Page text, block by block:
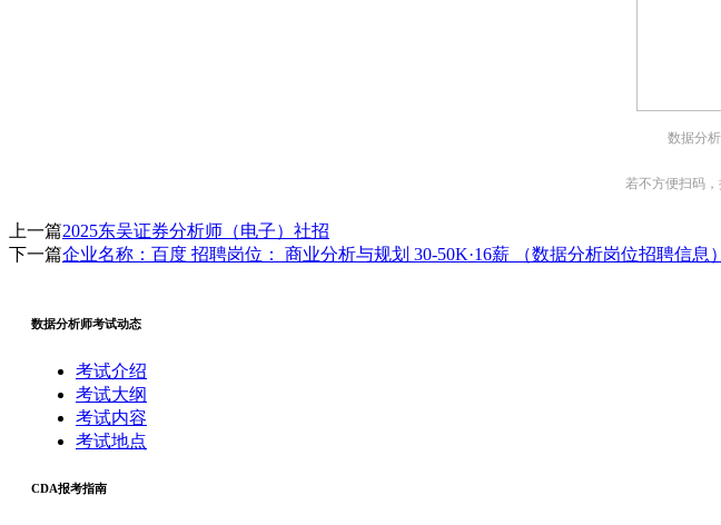
数据分
若不方便扫码
上一篇2025东吴证券分析师（电子）社招
下一篇企业名称：百度 招聘岗位： 商业分析与规划 30-50K·16薪 （数据分析岗位招聘信息）
数据分析师考试动态
考试介绍
考试大纲
考试内容
考试地点
CDA报考指南